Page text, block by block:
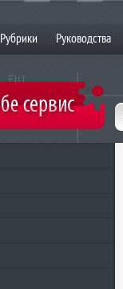
Рубрики Руководства